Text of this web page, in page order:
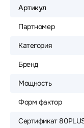
Артикул
Партномер
Категория
Бренд
Мощность
Форм фактор
Сертификат